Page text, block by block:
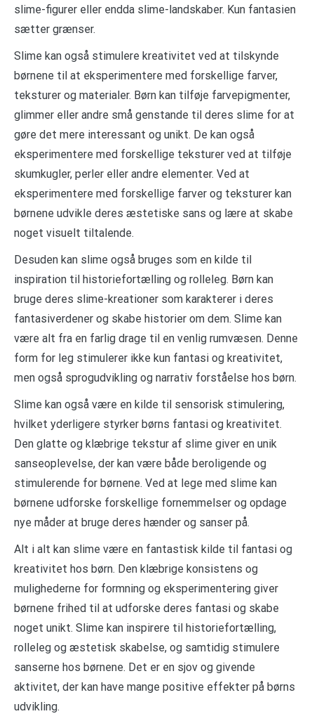
slime-figurer eller endda slime-landskaber. Kun fantasien
sætter grænser.
Slime kan også stimulere kreativitet ved at tilskynde
børnene til at eksperimentere med forskellige farver,
teksturer og materialer. Børn kan tilføje farvepigmenter,
glimmer eller andre små genstande til deres slime for at
gøre det mere interessant og unikt. De kan også
eksperimentere med forskellige teksturer ved at tilføje
skumkugler, perler eller andre elementer. Ved at
eksperimentere med forskellige farver og teksturer kan
børnene udvikle deres æstetiske sans og lære at skabe
noget visuelt tiltalende.
Desuden kan slime også bruges som en kilde til
inspiration til historiefortælling og rolleleg. Børn kan
bruge deres slime-kreationer som karakterer i deres
fantasiverdener og skabe historier om dem. Slime kan
være alt fra en farlig drage til en venlig rumvæsen. Denne
form for leg stimulerer ikke kun fantasi og kreativitet,
men også sprogudvikling og narrativ forståelse hos børn.
Slime kan også være en kilde til sensorisk stimulering,
hvilket yderligere styrker børns fantasi og kreativitet.
Den glatte og klæbrige tekstur af slime giver en unik
sanseoplevelse, der kan være både beroligende og
stimulerende for børnene. Ved at lege med slime kan
børnene udforske forskellige fornemmelser og opdage
nye måder at bruge deres hænder og sanser på.
Alt i alt kan slime være en fantastisk kilde til fantasi og
kreativitet hos børn. Den klæbrige konsistens og
mulighederne for formning og eksperimentering giver
børnene frihed til at udforske deres fantasi og skabe
noget unikt. Slime kan inspirere til historiefortælling,
rolleleg og æstetisk skabelse, og samtidig stimulere
sanserne hos børnene. Det er en sjov og givende
aktivitet, der kan have mange positive effekter på børns
udvikling.